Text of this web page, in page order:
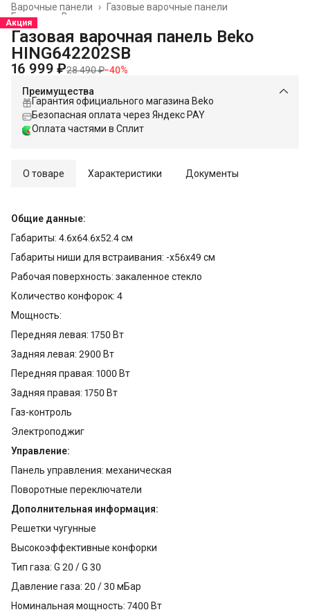
Газовые варочные панели
Варочные панели
›
Встраиваемая техника
Главная
Акция
Газовая варочная панель Beko
HING642202SB
16 999 ₽28 490 ₽−40%
Преимущества
Гарантия официального магазина Beko
Безопасная оплата через Яндекс PAY
Оплата частями в Сплит
О товаре Характеристики Документы
Общие данные:
Габариты: 4.6х64.6x52.4 см
Габариты ниши для встраивания: -х56x49 см
Рабочая поверхность: закаленное стекло
Количество конфорок: 4
Мощность:
Передняя левая: 1750 Вт
Задняя левая: 2900 Вт
Передняя правая: 1000 Вт
Задняя правая: 1750 Вт
Газ-контроль
Электроподжиг
Управление:
Панель управления: механическая
Поворотные переключатели
Дополнительная информация:
Решетки чугунные
Высокоэффективные конфорки
Тип газа: G 20 / G 30
Давление газа: 20 / 30 мБар
Номинальная мощность: 7400 Вт